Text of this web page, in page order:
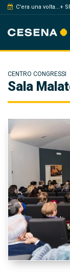
C'era una volta...+
CENTRO CONGRESSI
Sala